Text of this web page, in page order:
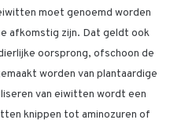
moet genoemd worden
afkomstig zijn. Dat geldt ook
oorsprong, ofschoon de
worden van plantaardige
van eiwitten wordt een
knippen tot aminozuren of